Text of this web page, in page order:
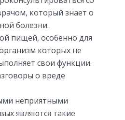
который знает о
болезни.
пищей, особенно для
которых не
свои функции.
о вреде
неприятными
являются такие